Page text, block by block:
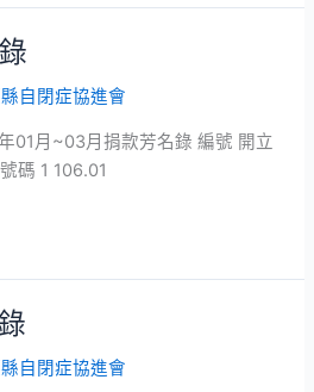
自閉症協進會
01月~03月捐款芳名錄 編號 開立
碼 1 106.01
自閉症協進會